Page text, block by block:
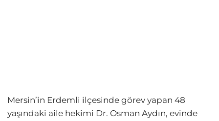
Mersin’in Erdemli ilçesinde görev yapan 48
yaşındaki aile hekimi Dr. Osman Aydın, evinde